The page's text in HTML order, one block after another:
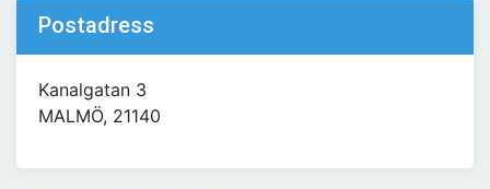
Postadress
Kanalgatan 3
MALMÖ, 21140